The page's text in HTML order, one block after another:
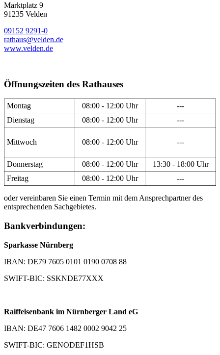
Marktplatz 9
91235 Velden
09152 9291-0
rathaus@velden.de
www.velden.de
Öffnungszeiten des Rathauses
Montag 08:00 - 12:00 Uhr
---
Dienstag
08:00 - 12:00 Uhr ---
Mittwoch 08:00 - 12:00 Uhr ---
Donnerstag 08:00 - 12:00 Uhr
13:30 - 18:00 Uhr
Freitag
08:00 - 12:00 Uhr ---
oder vereinbaren Sie einen Termin mit dem Ansprechpartner des
entsprechenden Sachgebietes.
Bankverbindungen:
Sparkasse Nürnberg
IBAN: DE79 7605 0101 0190 0708 88
SWIFT-BIC: SSKNDE77XXX
Raiffeisenbank im Nürnberger Land eG
IBAN: DE47 7606 1482 0002 9042 25
SWIFT-BIC: GENODEF1HSB